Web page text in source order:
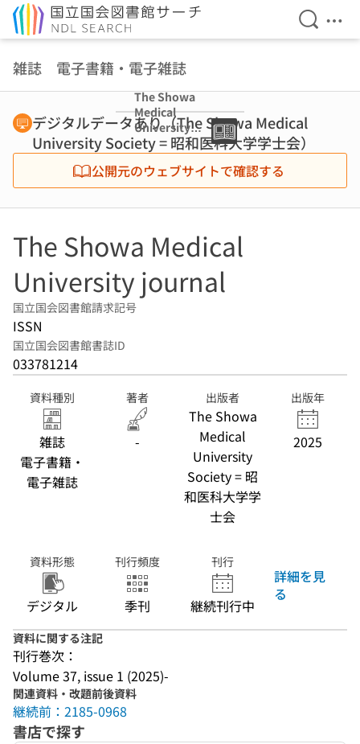
検索を
メ
雑誌 電子書籍・電子雑誌
The Showa
Medical
University
journal
デジタルデータあり（The Showa Medical
University Society = 昭和医科大学学士会）
公開元のウェブサイトで確認する
The Showa Medical
University journal
国立国会図書館請求記号
ISSN
国立国会図書館書誌ID
033781214
資料種別
雑誌
電子書籍・
電子雑誌
著者
-
出版者
The Showa
Medical
University
Society = 昭
和医科大学学
士会
出版年
2025
資料形態
デジタル
刊行頻度
季刊
刊行
継続刊行中
詳細を見
る
資料に関する注記
刊行巻次：
Volume 37, issue 1 (2025)-
関連資料・改題前後資料
継続前：2185-0968
書店で探す